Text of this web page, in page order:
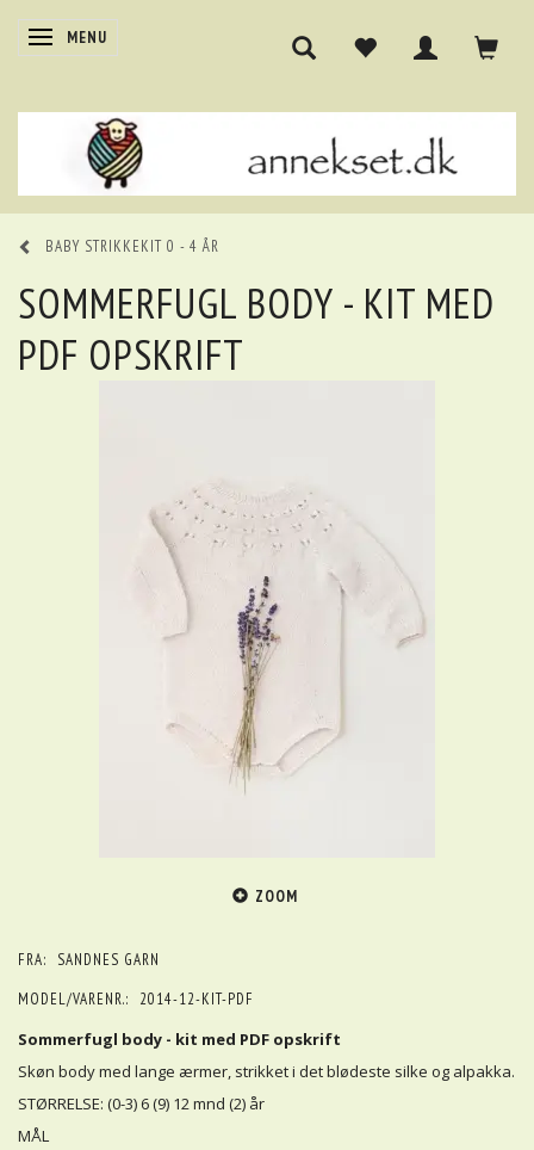
SKIFTE NAVIGATION
MENU
BABY STRIKKEKIT 0 - 4 ÅR
SOMMERFUGL BODY - KIT MED
PDF OPSKRIFT
ZOOM
FRA:
SANDNES GARN
MODEL/VARENR.:
2014-12-KIT-PDF
Sommerfugl body - kit med PDF opskrift
Skøn body med lange ærmer, strikket i det blødeste silke og alpakka.
STØRRELSE: (0-3) 6 (9) 12 mnd (2) år
MÅL